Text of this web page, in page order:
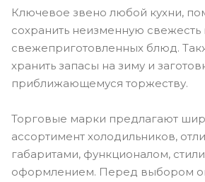
Ключевое звено любой кухни,
сохранить неизменную свежесть
свежеприготовленных блюд.
хранить запасы на зиму и
приближающемуся торжеству.
Торговые марки предлагают
ассортимент холодильников,
габаритами, функционалом,
оформлением. Перед выбором